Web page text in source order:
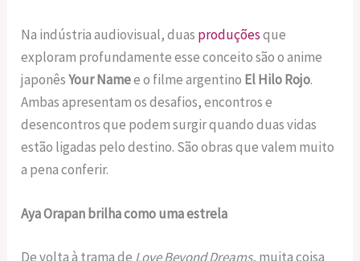
Na indústria audiovisual, duas produçõesque
exploram profundamente esse conceito são o anime
japonêsYour Namee o filme argentino El Hilo Rojo.
Ambas apresentam os desafios, encontros e
desencontros que podem surgir quando duas vidas
estão ligadas pelo destino. São obras que valem muito
a pena conferir.
Aya Orapan brilha como uma estrela
De volta à trama de Love Beyond Dreams, muita coisa